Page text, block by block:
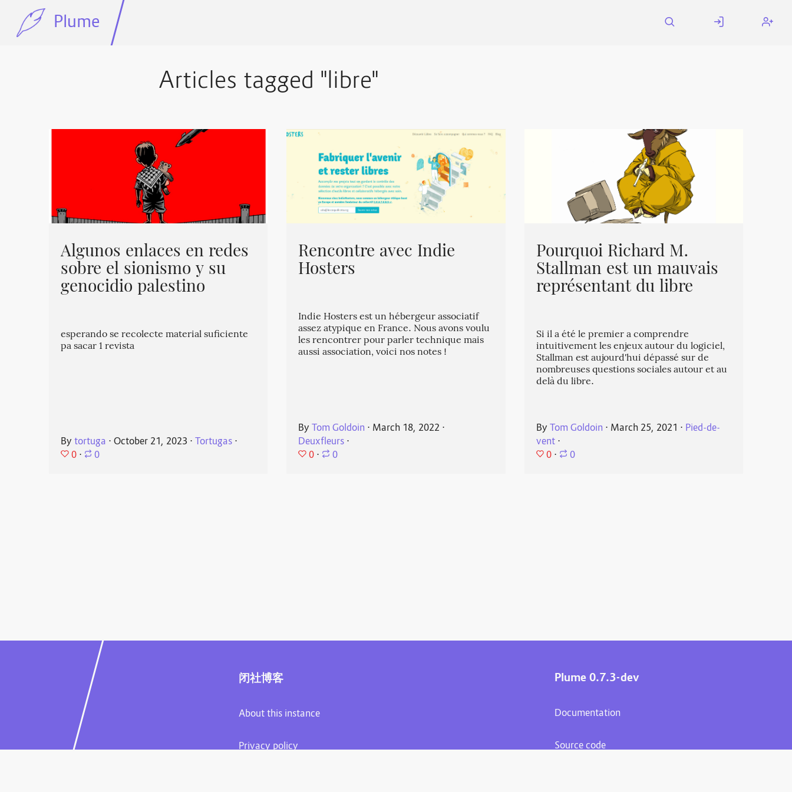
Plume
Articles tagged "libre"
Algunos enlaces en redes
sobre el sionismo y su
genocidio palestino
esperando se recolecte material suficiente
pa sacar 1 revista
Bytortuga ⋅October 21, 2023 ⋅Tortugas ⋅
0 ⋅ 0
Rencontre avec Indie
Hosters
Indie Hosters est un hébergeur associatif
assez atypique en France. Nous avons voulu
les rencontrer pour parler technique mais
aussi association, voici nos notes !
ByTom Goldoin ⋅ March 18, 2022 ⋅
Deuxfleurs ⋅
0 ⋅ 0
Pourquoi Richard M.
Stallman est un mauvais
représentant du libre
Si il a été le premier a comprendre
intuitivement les enjeux autour du logiciel,
Stallman est aujourd'hui dépassé sur de
nombreuses questions sociales autour et au
delà du libre.
By Tom Goldoin ⋅ March 25, 2021 ⋅ Pied-de-
vent⋅
0 ⋅ 0
闭社博客
About this instance
Privacy policy
Plume 0.7.3-dev
Documentation
Source code